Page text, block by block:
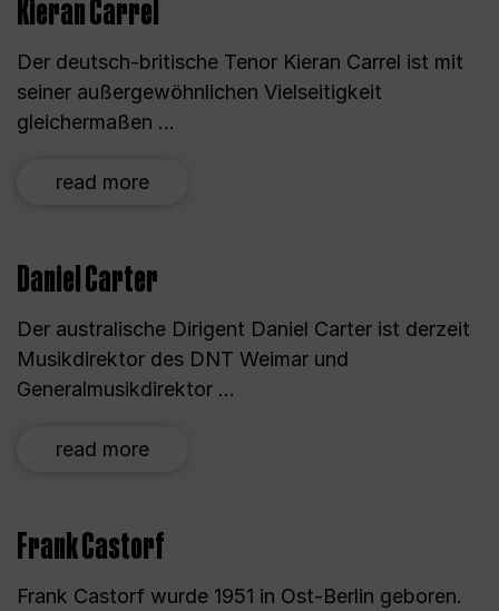
Kieran Carrel
Der deutsch-britische Tenor Kieran Carrel ist mit
seiner außergewöhnlichen Vielseitigkeit
gleichermaßen ...
read more
Daniel Carter
Der australische Dirigent Daniel Carter ist derzeit
Musikdirektor des DNT Weimar und
Generalmusikdirektor ...
read more
Frank Castorf
Frank Castorf wurde 1951 in Ost-Berlin geboren.